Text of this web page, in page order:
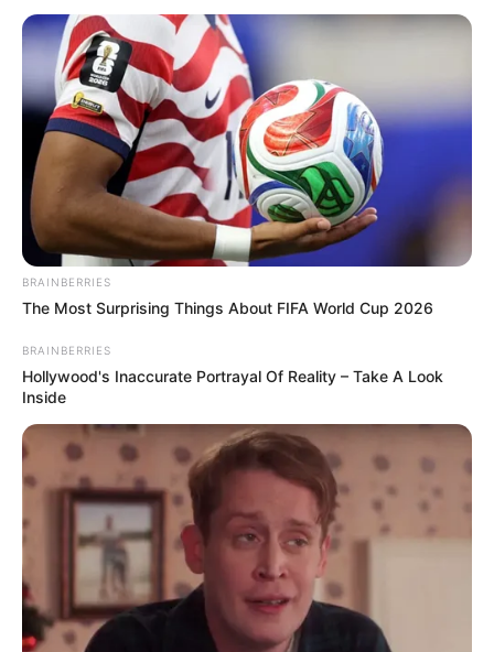
10 Tallest Women You Won't Believe Exist
BRAINBERRIES
BRAINBERRIES
The Most Surprising Things About FIFA World Cup 2026
BRAINBERRIES
Hollywood's Inaccurate Portrayal Of Reality – Take A Look
Inside